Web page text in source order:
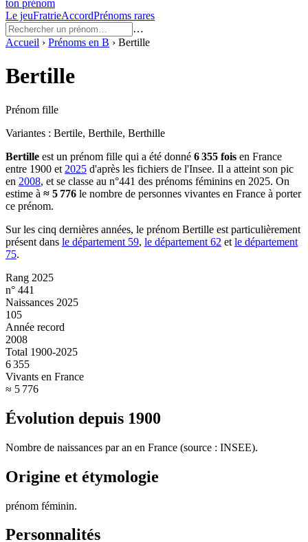
ton prénom
Le jeuFratrieAccordPrénoms rares
…
Accueil › Prénoms en B › Bertille
Bertille
Prénom fille
Variantes : Bertile, Berthile, Berthille
Bertille est un prénom fille qui a été donné 6 355 fois en France
entre 1900 et 2025 d'après les fichiers de l'Insee. Il a atteint son pic
en 2008, et se classe au n°441 des prénoms féminins en 2025. On
estime à ≈ 5 776 le nombre de personnes vivantes en France à porter
ce prénom.
Sur les cinq dernières années, le prénom Bertille est particulièrement
présent dans le département 59, le département 62 et le département
75.
Rang 2025
n° 441
Naissances 2025
105
Année record
2008
Total 1900-2025
6 355
Vivants en France
≈ 5 776
Évolution depuis 1900
Nombre de naissances par an en France (source : INSEE).
Origine et étymologie
prénom féminin.
Personnalités